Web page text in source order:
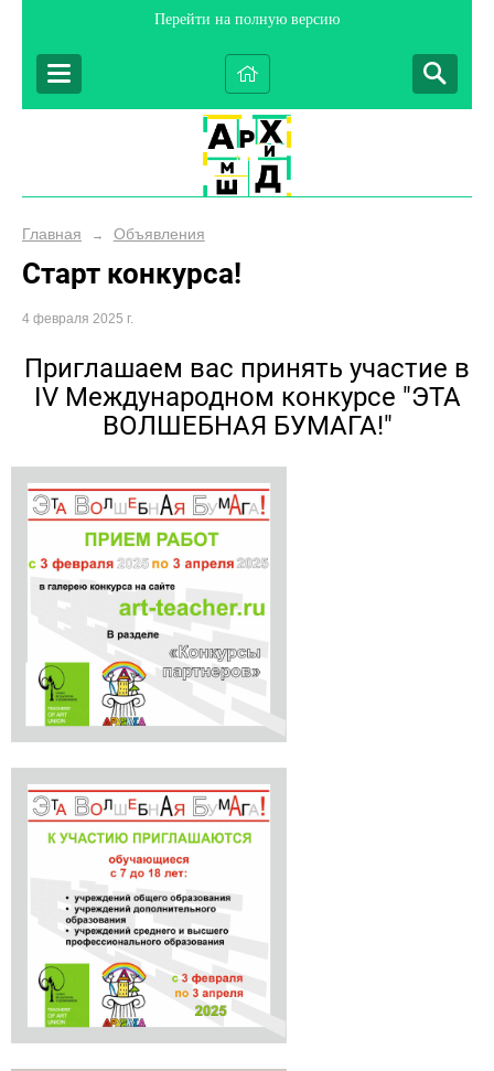
Перейти на полную версию
Главная → Объявления
Старт конкурса!
4 февраля 2025 г.
Приглашаем вас принять участие в
IV Международном конкурсе "ЭТА
ВОЛШЕБНАЯ БУМАГА!"